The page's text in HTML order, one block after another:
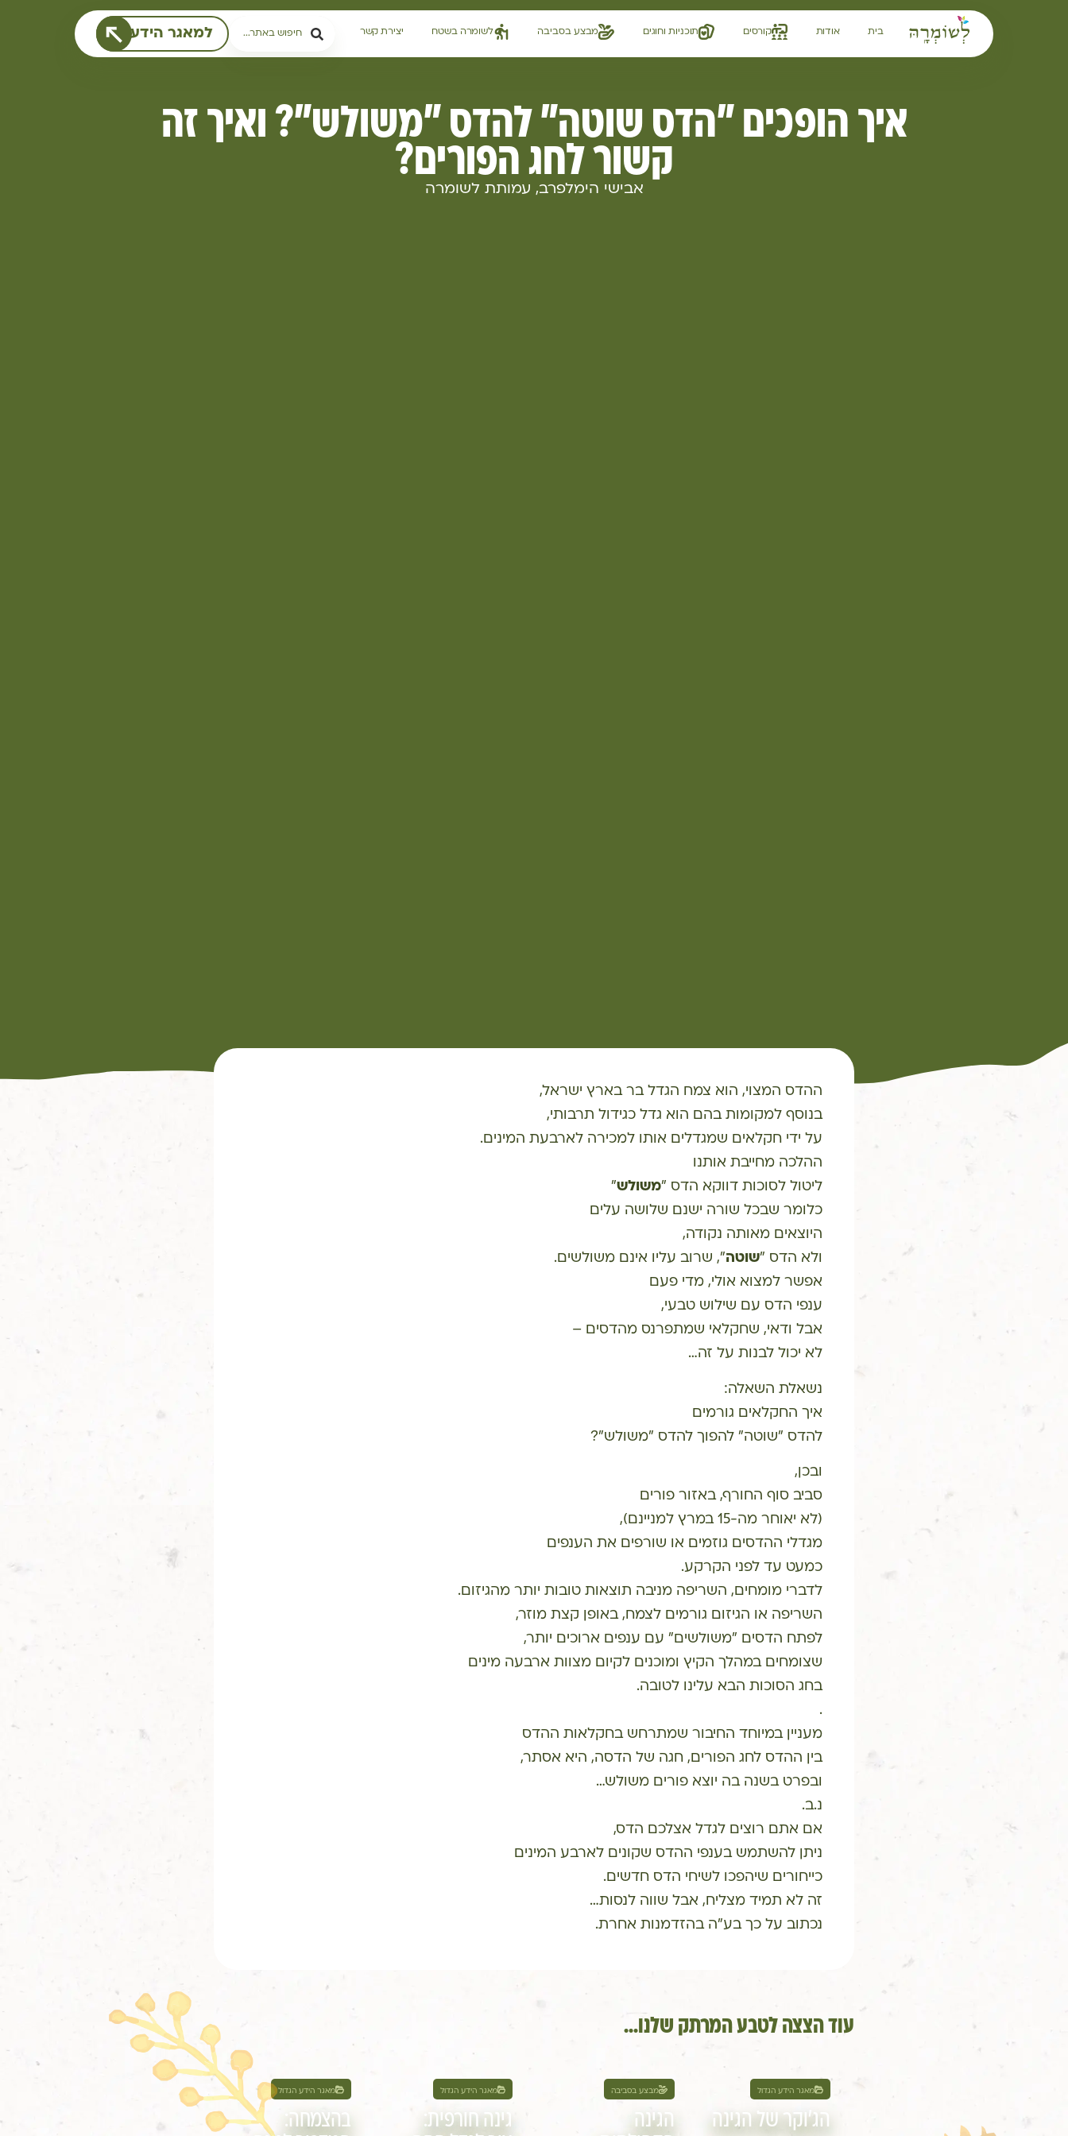
בית אודות קורסים תוכניות וחוגים מבצע בסביבה לשומרה בשטח יצירת קשר למאגר הידע
איך הופכים "הדס שוטה" להדס "משולש"? ואיך זה
קשור לחג הפורים?
אבישי הימלפרב, עמותת לשומרה
ההדס המצוי, הוא צמח הגדל בר בארץ ישראל,
בנוסף למקומות בהם הוא גדל כגידול תרבותי,
על ידי חקלאים שמגדלים אותו למכירה לארבעת המינים.
ההלכה מחייבת אותנו
ליטול לסוכות דווקא הדס "משולש"
כלומר שבכל שורה ישנם שלושה עלים
היוצאים מאותה נקודה,
ולא הדס "שוטה", שרוב עליו אינם משולשים.
אפשר למצוא אולי, מדי פעם
ענפי הדס עם שילוש טבעי,
אבל ודאי, שחקלאי שמתפרנס מהדסים –
לא יכול לבנות על זה…
נשאלת השאלה:
איך החקלאים גורמים
להדס "שוטה" להפוך להדס "משולש"?
ובכן,
סביב סוף החורף, באזור פורים
(לא יאוחר מה-15 במרץ למניינם),
מגדלי ההדסים גוזמים או שורפים את הענפים
כמעט עד לפני הקרקע.
לדברי מומחים, השריפה מניבה תוצאות טובות יותר מהגיזום.
השריפה או הגיזום גורמים לצמח, באופן קצת מוזר,
לפתח הדסים "משולשים" עם ענפים ארוכים יותר,
שצומחים במהלך הקיץ ומוכנים לקיום מצוות ארבעה מינים
בחג הסוכות הבא עלינו לטובה.
.
מעניין במיוחד החיבור שמתרחש בחקלאות ההדס
בין ההדס לחג הפורים, חגה של הדסה, היא אסתר,
ובפרט בשנה בה יוצא פורים משולש…
נ.ב.
אם אתם רוצים לגדל אצלכם הדס,
ניתן להשתמש בענפי ההדס שקונים לארבע המינים
כייחורים שיהפכו לשיחי הדס חדשים.
זה לא תמיד מצליח, אבל שווה לנסות…
נכתוב על כך בע"ה בהזדמנות אחרת.
עוד הצצה לטבע המרתק שלנו...
מאגר הידע הגדול
הג'וקר של הגינה
מבצע בסביבה
הגינה
מאגר הידע הגדול
גינה חורפית:
מאגר הידע הגדול
בהצמחה: